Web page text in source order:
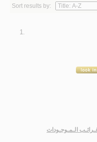
Sort results by:
1.
الـمـوجـودات